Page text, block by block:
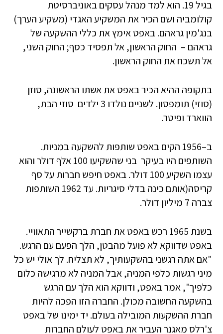
בגיל 19. הוא למד מנהל עסקים באוניברסיטת
קולומביה ושם הכיר את המשקיע האגדי (משקיע הערך)
בנג'מין גראהם. באפט אימץ את כללי ההשקעה של
גראהם – החוק הראשון, אל תפסיד כסף; החוק השני,
אל תשכח את החוק הראשון.
בתקופה ההיא הכיר באפט את אשתו הראשונה, סוזן
(סוזי) תומפסון. לשניים נולדו 3 ילדים ­ סוזי הבת,
הווארד ופיטר.
ב–1956 הקים באפט שותפות להשקעה במניות.
השותפים היו בעיקר בני שהשקיעו 100 אלף דולר והוא
עצמו השקיע 100 דולר. באפט חיפש חברות על סף
קריסה(אותם כינה בדלי סיגריות. עד 1962 השותפות
צברה 7 מיליון דולר.
בשנת 1965 רכש באפט את חברת ברקשייר התאוויי.
באפט שדווקא לא פועל מהבטן, הלך הפעם עם הרגש.
"אם אתה רגשני בהשקעותיך, לא תצליח. לך אולי יש כל
מיני רגשות כלפי המניה, אבל המניה לא מרגישה כלום
כלפיך", אמר באפט, ודווקא הוא הלך עם הרגש
בהשקעה החשובה מכולן. החברה הזו הפכה להיות
חברת ההשקעות המובילה בעולם. יד ימינו של באפט
צ'רלס מאגנר העביר את באפט לעולם החברות